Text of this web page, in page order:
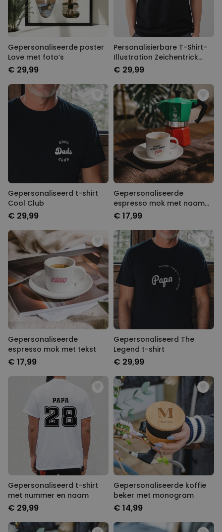
Gepersonaliseerde poster
Love met foto’s
€ 29,99
Personalisierbare T-Shirt-
Illustration Zeichentrick
Familie
€ 29,99
Gepersonaliseerd t-shirt
Cool Club
€ 29,99
Gepersonaliseerde
espresso mok met naam
en jaartal
€ 17,99
Gepersonaliseerde
espresso mok met tekst
€ 17,99
Gepersonaliseerd The
Legend t-shirt
€ 29,99
Gepersonaliseerd t-shirt
met nummer en naam
€ 29,99
Gepersonaliseerde koffie
beker met monogram
€ 14,99